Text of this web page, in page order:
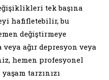
tek başına
hafifletebilir, bu
değiştirmeye
veya ağır depresyon veya
hemen profesyonel
tarzınızı